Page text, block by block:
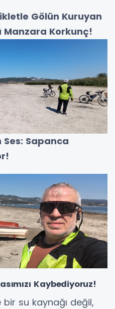
Gölün Kuruyan
Manzara Korkunç!
Sapanca
Kaybediyoruz!
su kaynağı değil,